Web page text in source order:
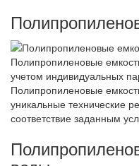
Полипропиленовые
учетом индивидуальных
Полипропиленовые
уникальные технические
соответствие заданным